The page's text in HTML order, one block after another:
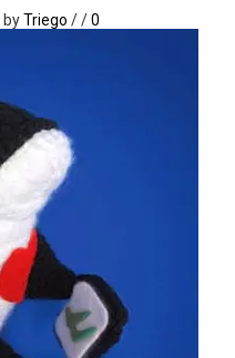
byTriego //0